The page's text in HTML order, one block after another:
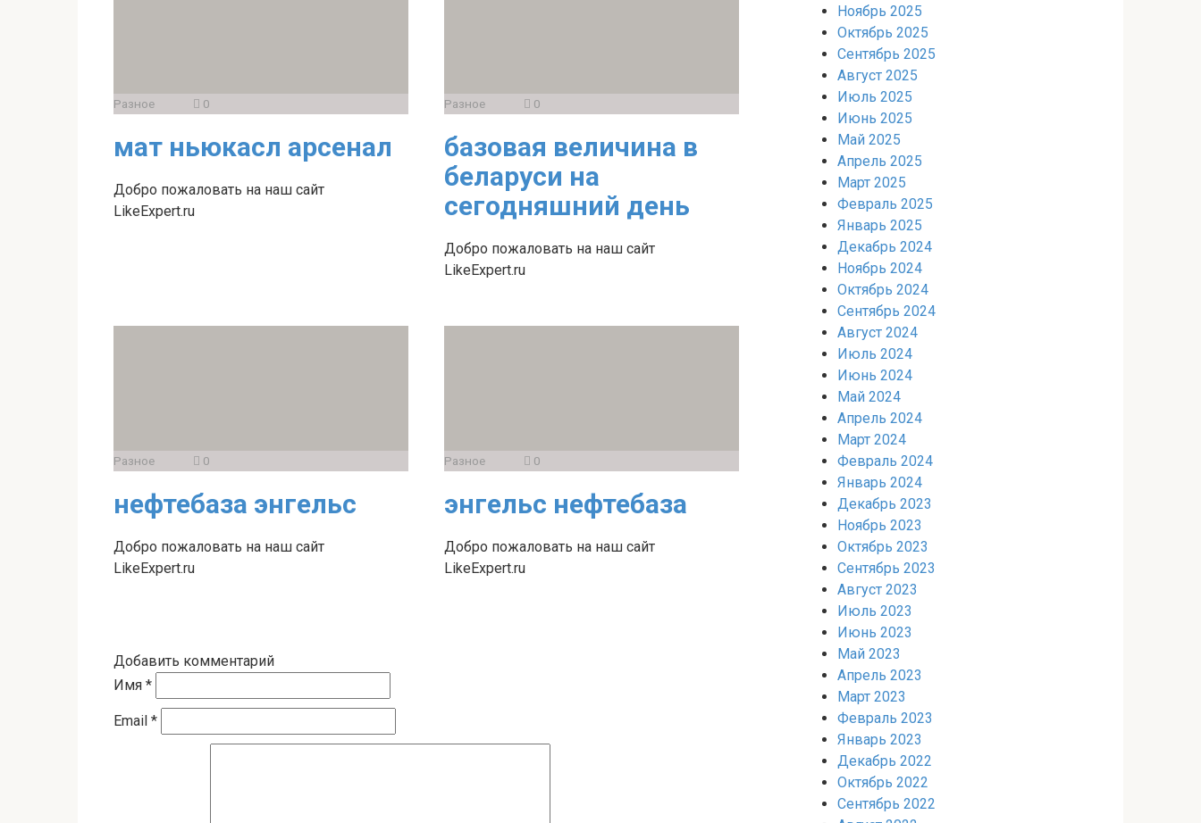
Разное 0
мат ньюкасл арсенал
Добро пожаловать на наш сайт
LikeExpert.ru
Разное 0
базовая величина в
беларуси на
сегодняшний день
Добро пожаловать на наш сайт
LikeExpert.ru
Разное 0
нефтебаза энгельс
Добро пожаловать на наш сайт
LikeExpert.ru
Разное 0
энгельс нефтебаза
Добро пожаловать на наш сайт
LikeExpert.ru
Добавить комментарий
Имя *
Email *
Ноябрь 2025
Октябрь 2025
Сентябрь 2025
Август 2025
Июль 2025
Июнь 2025
Май 2025
Апрель 2025
Март 2025
Февраль 2025
Январь 2025
Декабрь 2024
Ноябрь 2024
Октябрь 2024
Сентябрь 2024
Август 2024
Июль 2024
Июнь 2024
Май 2024
Апрель 2024
Март 2024
Февраль 2024
Январь 2024
Декабрь 2023
Ноябрь 2023
Октябрь 2023
Сентябрь 2023
Август 2023
Июль 2023
Июнь 2023
Май 2023
Апрель 2023
Март 2023
Февраль 2023
Январь 2023
Декабрь 2022
Октябрь 2022
Сентябрь 2022